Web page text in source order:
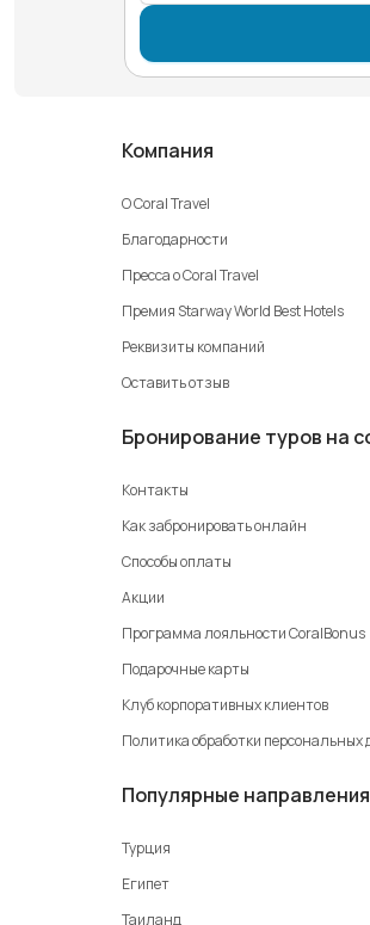
Компания
О Coral Travel
Благодарности
Пресса о Coral Travel
Премия Starway World Best Hotels
Реквизиты компаний
Оставить отзыв
Бронирование туров на
Контакты
Как забронировать онлайн
Способы оплаты
Акции
Программа лояльности CoralBonus
Подарочные карты
Клуб корпоративных клиентов
Политика обработки персональных
Популярные направления
Турция
Египет
Таиланд